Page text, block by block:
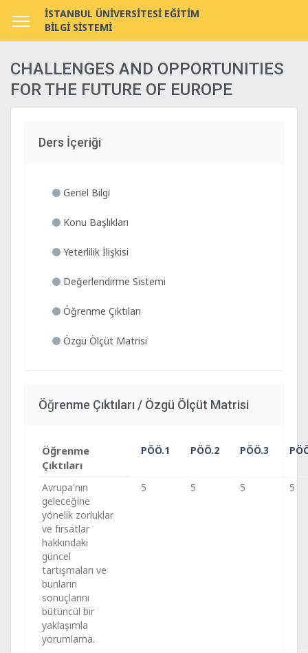
İSTANBUL ÜNİVERSİTESİ EĞİTİM
BİLGİ SİSTEMİ
CHALLENGES AND OPPORTUNITIES
FOR THE FUTURE OF EUROPE
Ders İçeriği
Genel Bilgi
Konu Başlıkları
Yeterlilik İlişkisi
Değerlendirme Sistemi
Öğrenme Çıktıları
Özgü Ölçüt Matrisi
Öğrenme Çıktıları / Özgü Ölçüt Matrisi
Öğrenme
Çıktıları
PÖÖ.1 PÖÖ.2 PÖÖ.3
Avrupa'nın
geleceğine
yönelik zorluklar
ve fırsatlar
hakkındaki
güncel
tartışmaları ve
bunların
sonuçlarını
bütüncül bir
yaklaşımla
yorumlama.
5 5 5 5